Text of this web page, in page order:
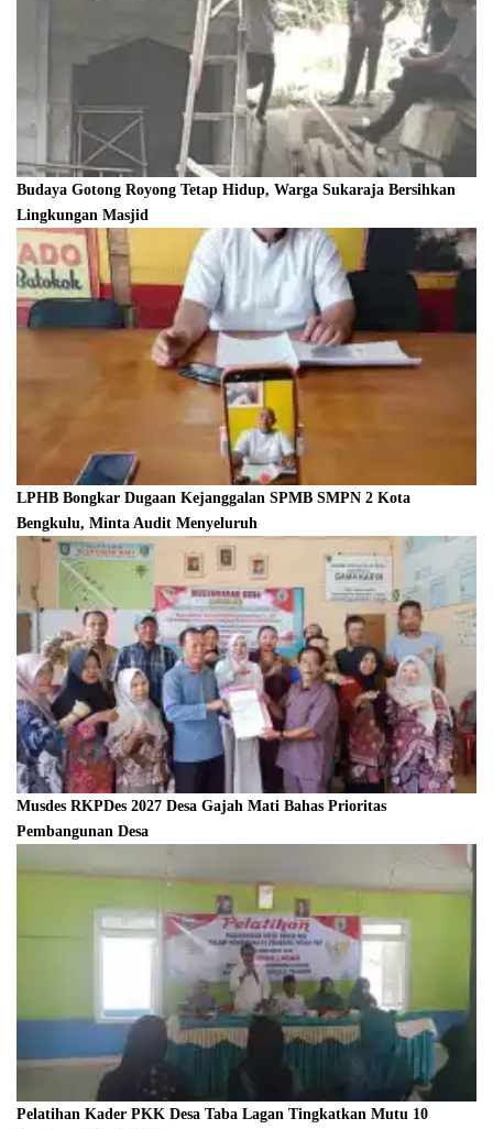
Budaya Gotong Royong Tetap Hidup, Warga Sukaraja Bersihkan
Lingkungan Masjid
LPHB Bongkar Dugaan Kejanggalan SPMB SMPN 2 Kota
Bengkulu, Minta Audit Menyeluruh
Musdes RKPDes 2027 Desa Gajah Mati Bahas Prioritas
Pembangunan Desa
Pelatihan Kader PKK Desa Taba Lagan Tingkatkan Mutu 10